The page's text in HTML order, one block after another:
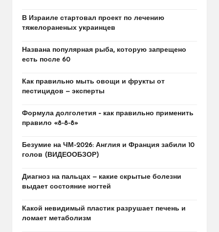
В Израиле стартовал проект по лечению
тяжелораненых украинцев
Названа популярная рыба, которую запрещено
есть после 60
Как правильно мыть овощи и фрукты от
пестицидов — эксперты
Формула долголетия – как правильно применить
правило «8-8-8»
Безумие на ЧМ-2026: Англия и Франция забили 10
голов (ВИДЕООБЗОР)
Диагноз на пальцах — какие скрытые болезни
выдает состояние ногтей
Какой невидимый пластик разрушает печень и
ломает метаболизм